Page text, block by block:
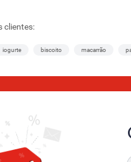
clientes:
iogurte biscoito macarrão